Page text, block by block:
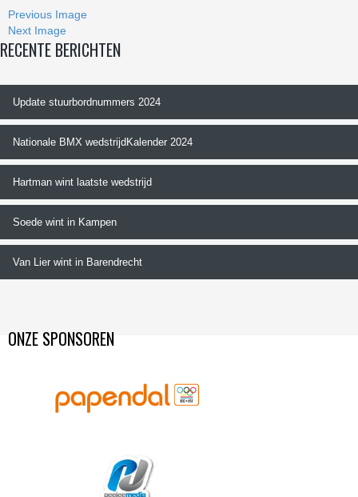
Previous Image
Next Image
RECENTE BERICHTEN
Update stuurbordnummers 2024
Nationale BMX wedstrijdKalender 2024
Hartman wint laatste wedstrijd
Soede wint in Kampen
Van Lier wint in Barendrecht
ONZE SPONSOREN